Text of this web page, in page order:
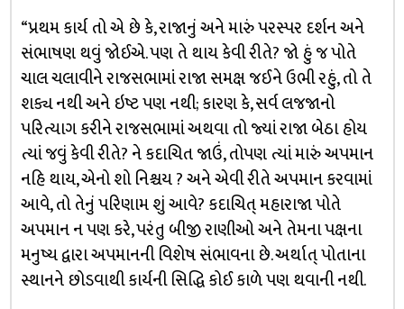
“પ્રથમ કાર્ય તો એ છે કે, રાજાનું અને મારું પરસ્પર દર્શન અને
સંભાષણ થવું જોઈએ. પણ તે થાય કેવી રીતે? જો હું જ પોતે
ચાલ ચલાવીને રાજસભામાં રાજા સમક્ષ જઈને ઉભી રહું, તો તે
શક્ય નથી અને ઇષ્ટ પણ નથી; કારણ કે, સર્વ લજજાનો
પરિત્યાગ કરીને રાજસભામાં અથવા તો જ્યાં રાજા બેઠા હોય
ત્યાં જવું કેવી રીતે? ને કદાચિત જાઉં, તોપણ ત્યાં મારું અપમાન
નહિ થાય, એનો શો નિશ્ચય ? અને એવી રીતે અપમાન કરવામાં
આવે, તો તેનું પરિણામ શું આવે? કદાચિત્ મહારાજા પોતે
અપમાન ન પણ કરે, પરંતુ બીજી રાણીઓ અને તેમના પક્ષના
મનુષ્ય દ્વારા અપમાનની વિશેષ સંભાવના છે. અર્થાત્ પોતાના
સ્થાનને છોડવાથી કાર્યની સિદ્ધિ કોઈ કાળે પણ થવાની નથી.